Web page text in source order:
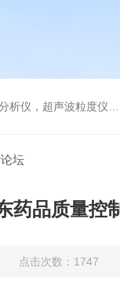
灯，超声粒度仪超声电位分析仪
坛
药品质量控
点击次数：1747